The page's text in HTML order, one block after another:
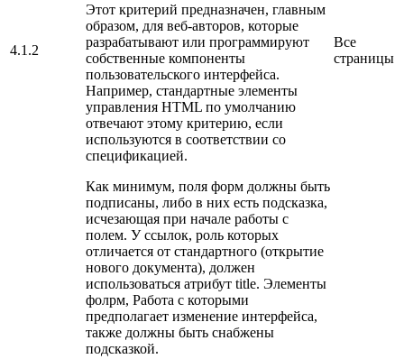
4.1.2
Этот критерий предназначен, главным
образом, для веб-авторов, которые
разрабатывают или программируют
собственные компоненты
пользовательского интерфейса.
Например, стандартные элементы
управления HTML по умолчанию
отвечают этому критерию, если
используются в соответствии со
спецификацией.
Как минимум, поля форм должны быть
подписаны, либо в них есть подсказка,
исчезающая при начале работы с
полем. У ссылок, роль которых
отличается от стандартного (открытие
нового документа), должен
использоваться атрибут title. Элементы
фолрм, Работа с которыми
предполагает изменение интерфейса,
также должны быть снабжены
подсказкой.
Все
страницы